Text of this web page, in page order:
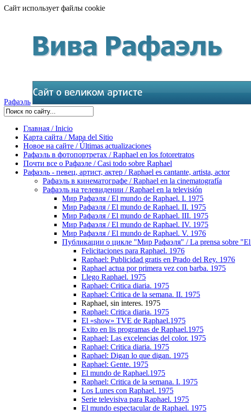
Сайт использует файлы cookie
Рафаэль
Главная / Inicio
Карта сайта / Mapa del Sitio
Новое на сайте / Últimas actualizaciones
Рафаэль в фотопортретах / Raphael en los fotoretratos
Почти все о Рафаэле / Casi todo sobre Raphael
Рафаэль - певец, артист, актер / Raphael es cantante, artista, actor
Рафаэль в кинематографе / Raphael en la cinematografía
Рафаэль на телевидении / Raphael en la televisión
Мир Рафаэля / El mundo de Raphael. I. 1975
Мир Рафаэля / El mundo de Raphael. II. 1975
Мир Рафаэля / El mundo de Raphael. III. 1975
Мир Рафаэля / El mundo de Raphael. IV. 1975
Мир Рафаэля / El mundo de Raphael. V. 1976
Публикации о цикле "Мир Рафаэля" / La prensa sobre "El
Felicitaciones para Raphael. 1976
Raphael: Publicidad gratis en Prado del Rey. 1976
Raphael actua por primera vez con barba. 1975
Llego Raphael. 1975
Raphael: Critica diaria. 1975
Raphael: Critica de la semana. II. 1975
Raphael, sin interes. 1975
Raphael: Critica diaria. 1975
El «show» TVE de Raphael.1975
Exito en lis programas de Raphael.1975
Raphael: Las excelencias del color. 1975
Raphael: Critica diaria. 1975
Raphael: Digan lo que digan. 1975
Raphael: Gente. 1975
El mundo de Raphael.1975
Raphael: Critica de la semana. I. 1975
Los Lunes con Raphael. 1975
Serie televisiva para Raphael. 1975
El mundo espectacular de Raphael. 1975